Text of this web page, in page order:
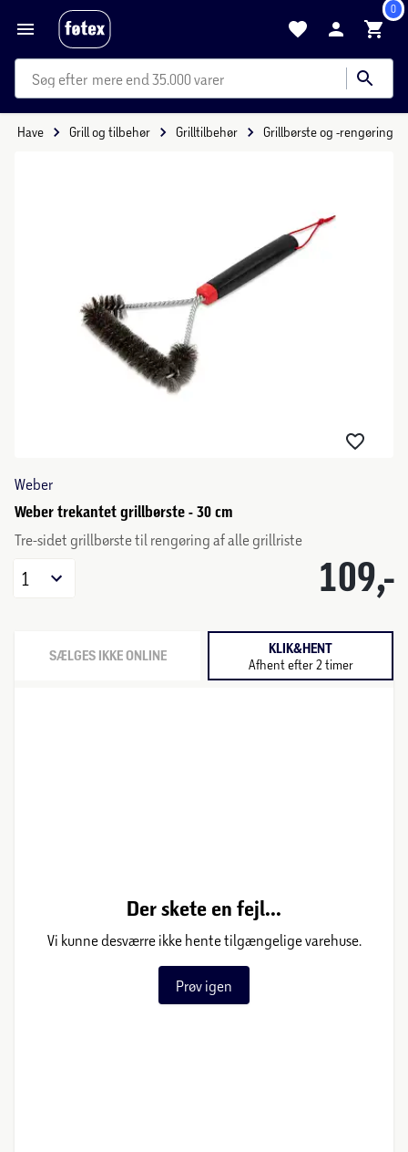
0
mere end 35.000 varer
& Have Grill og tilbehør Grilltilbehør Grillbørste og -rengøring
Weber
Weber trekantet grillbørste - 30 cm
Tre-sidet grillbørste til rengøring af alle grillriste
109,-
1
SÆLGES IKKE ONLINE KLIK&HENT
Afhent efter 2 timer
Der skete en fejl...
Vi kunne desværre ikke hente tilgængelige varehuse.
Prøv igen